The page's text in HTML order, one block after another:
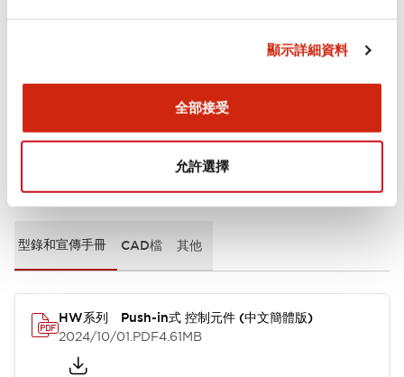
顯示詳細資料
全部接受
允許選擇
型錄和宣傳手冊 CAD檔 其他
HW系列 Push-in式 控制元件 (中文簡體版)
2024/10/01.PDF4.61MB